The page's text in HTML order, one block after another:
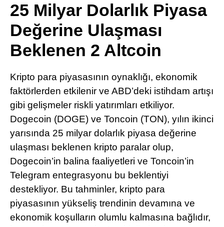
TikTok
25 Milyar Dolarlık Piyasa
Değerine Ulaşması
Beklenen 2 Altcoin
Kripto para piyasasının oynaklığı, ekonomik
faktörlerden etkilenir ve ABD’deki istihdam artışı
gibi gelişmeler riskli yatırımları etkiliyor.
Dogecoin (DOGE) ve Toncoin (TON), yılın ikinci
yarısında 25 milyar dolarlık piyasa değerine
ulaşması beklenen kripto paralar olup,
Dogecoin’in balina faaliyetleri ve Toncoin’in
Telegram entegrasyonu bu beklentiyi
destekliyor. Bu tahminler, kripto para
piyasasının yükseliş trendinin devamına ve
ekonomik koşulların olumlu kalmasına bağlıdır,